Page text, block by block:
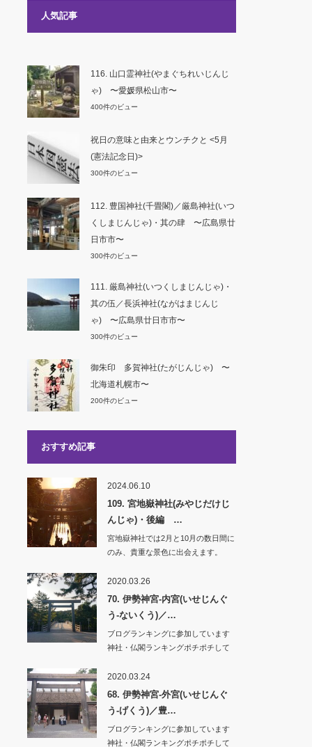
人気記事
116. 山口霊神社(やまぐちれいじんじ
ゃ) 〜愛媛県松山市〜
400件のビュー
祝日の意味と由来とウンチクと <5月
(憲法記念日)>
300件のビュー
112. 豊国神社(千畳閣)／厳島神社(いつ
くしまじんじゃ)・其の肆 〜広島県廿
日市市〜
300件のビュー
111. 厳島神社(いつくしまじんじゃ)・
其の伍／長浜神社(ながはまじんじ
ゃ) 〜広島県廿日市市〜
300件のビュー
御朱印 多賀神社(たがじんじゃ) 〜
北海道札幌市〜
200件のビュー
おすすめ記事
2024.06.10
109. 宮地嶽神社(みやじだけじ
んじゃ)・後編 …
宮地嶽神社では2月と10月の数日間に
のみ、貴重な景色に出会えます。
2020.03.26
70. 伊勢神宮-内宮(いせじんぐ
う-ないくう)／…
ブログランキングに参加しています
神社・仏閣ランキングポチポチして
2020.03.24
68. 伊勢神宮-外宮(いせじんぐ
う-げくう)／豊…
ブログランキングに参加しています
神社・仏閣ランキングポチポチして